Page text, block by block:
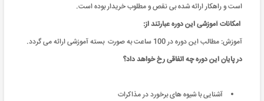
است و راهکار ارائه شده بی نقص و مطلوب خریدار بوده است.
امکانات آموزشی این دوره عبارتند از:
آموزش: مطالب این دوره در 100 ساعت به صورت بسته آموزشی ارائه می گردد
.
در پایان این دوره چه اتفاقی رخ خواهد داد؟
آشنایی با شیوه های برخورد در مذاکرات